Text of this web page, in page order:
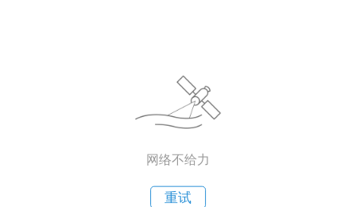
网络不给力
重试